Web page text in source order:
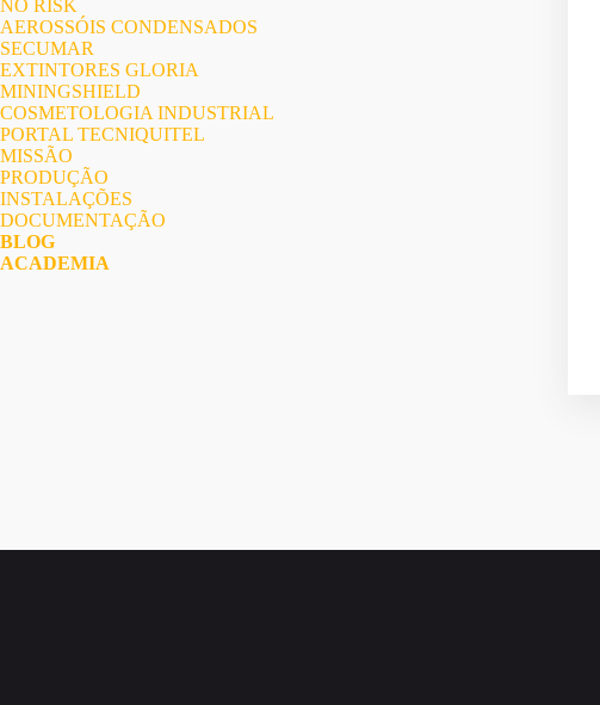
NO RISK
AEROSSÓIS CONDENSADOS
SECUMAR
EXTINTORES GLORIA
MININGSHIELD
COSMETOLOGIA INDUSTRIAL
PORTAL TECNIQUITEL
MISSÃO
PRODUÇÃO
INSTALAÇÕES
DOCUMENTAÇÃO
BLOG
ACADEMIA